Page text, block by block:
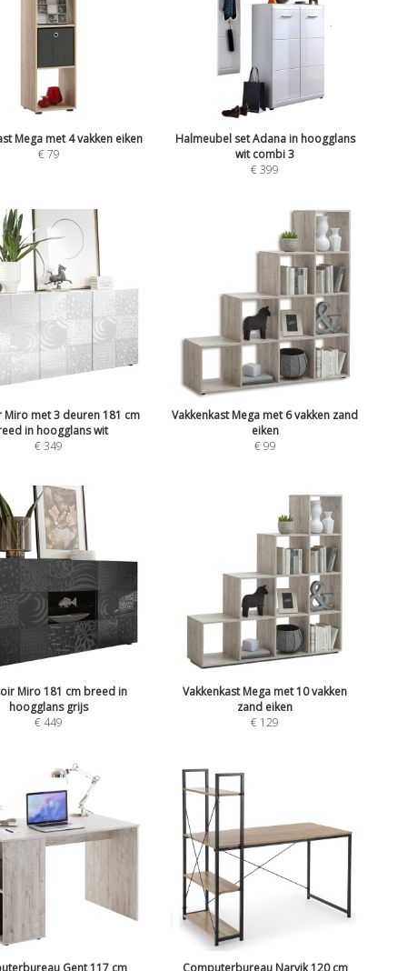
Mega met 4 vakken eiken
€79
Halmeubel set Adana in hoogglans
wit combi 3
€399
Miro met 3 deuren 181 cm
in hoogglans wit
€349
Vakkenkast Mega met 6 vakken zand
eiken
€99
Miro 181 cm breed in
hoogglans grijs
€449
Vakkenkast Mega met 10 vakken
zand eiken
€ 129